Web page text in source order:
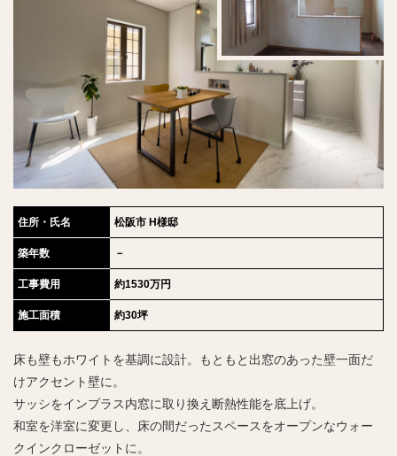
住所・氏名 松阪市 H様邸
築年数 －
工事費用 約1530万円
施工面積 約30坪
床も壁もホワイトを基調に設計。もともと出窓のあった壁一面だ
けアクセント壁に。
サッシをインプラス内窓に取り換え断熱性能を底上げ。
和室を洋室に変更し、床の間だったスペースをオープンなウォー
クインクローゼットに。